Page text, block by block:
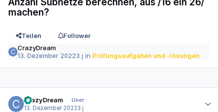
machen?
Teilen
Follower
CrazyDream
13. Dezember 20223 j in Prüfungsaufgaben und -lösungen
CrazyDream
User
13. Dezember 20223 j